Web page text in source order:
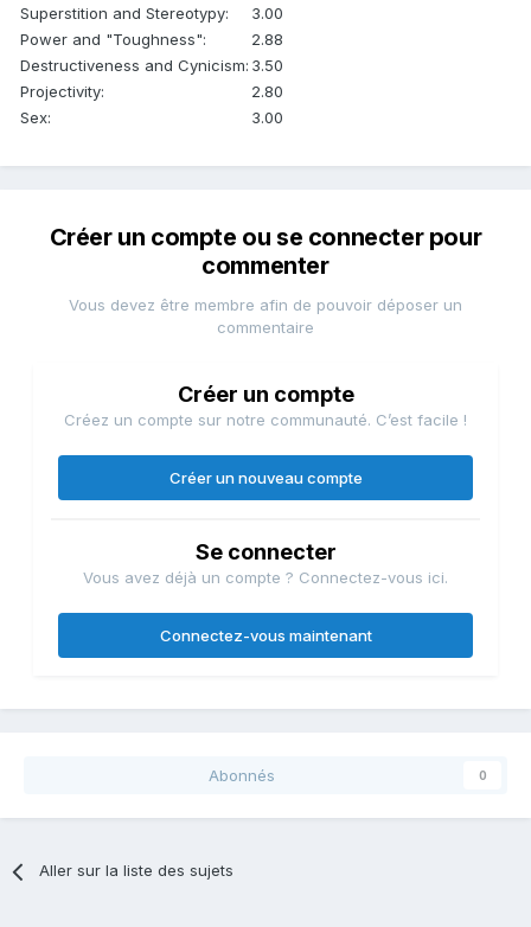
Superstition and Stereotypy:
3.00
Power and "Toughness":
2.88
Destructiveness and Cynicism: 3.50
Projectivity:
2.80
Sex:
3.00
Créer un compte ou se connecter pour
commenter
Vous devez être membre afin de pouvoir déposer un
commentaire
Créer un compte
Créez un compte sur notre communauté. C’est facile !
Créer un nouveau compte
Se connecter
Vous avez déjà un compte ? Connectez-vous ici.
Connectez-vous maintenant
Abonnés 0
Aller sur la liste des sujets